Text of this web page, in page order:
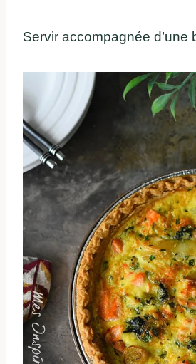
Servir accompagnée d’une